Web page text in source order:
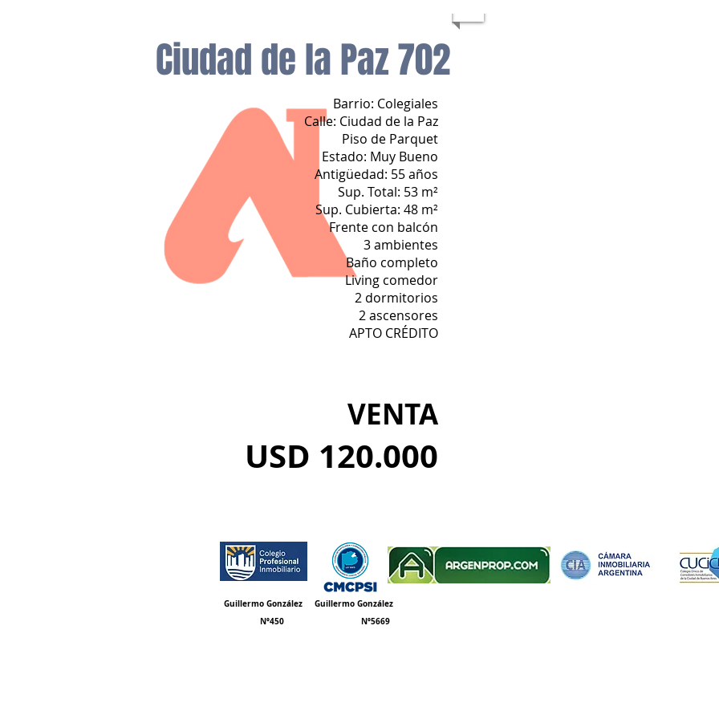
Barrio: Colegiales
Calle: Ciudad de la Paz
Piso de Parquet
Estado: Muy Bueno
Antigüedad: 55 años
Sup. Total: 53 m²
Sup. Cubierta: 48 m²​
Frente con balcón
3 ambientes
Baño completo
Living comedor
2 dormitorios
2 ascensores
APTO CRÉDITO
VENTA
USD 120.000
Ciudad de la Paz702
Guillermo González Guillermo González
Nº450 Nº5669